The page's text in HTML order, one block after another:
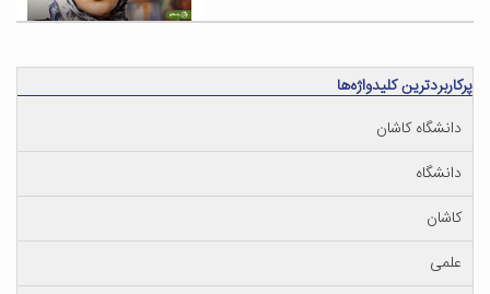
پرکاربردترین کلیدواژه‌ها
دانشگاه کاشان
دانشگاه
کاشان
علمی